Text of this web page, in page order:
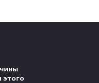
этого